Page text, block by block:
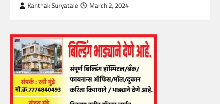
Kanthak Suryatale March 2, 2024